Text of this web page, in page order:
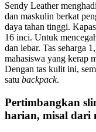
Sendy Leather
dan maskulin berkat
daya tahan tinggi.
16 inci. Untuk
dan lebar. Tas seharga
mahasiswa yang kerap
Dengan tas kulit ini,
satu backpack.
Pertimbangkan
harian, misal dari